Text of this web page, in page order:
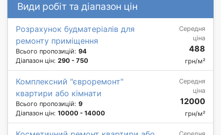
Види робіт та діапазон цін
Розрахунок будматеріалів для
ремонту приміщення
Всього пропозицій: 94
Діапазон цін: 290 - 750
Середня
ціна
488
грн/м²
Комплексний "євроремонт"
квартири або кімнати
Всього пропозицій: 9
Діапазон цін: 10000 - 14000
Середня
ціна
12000
грн/м²